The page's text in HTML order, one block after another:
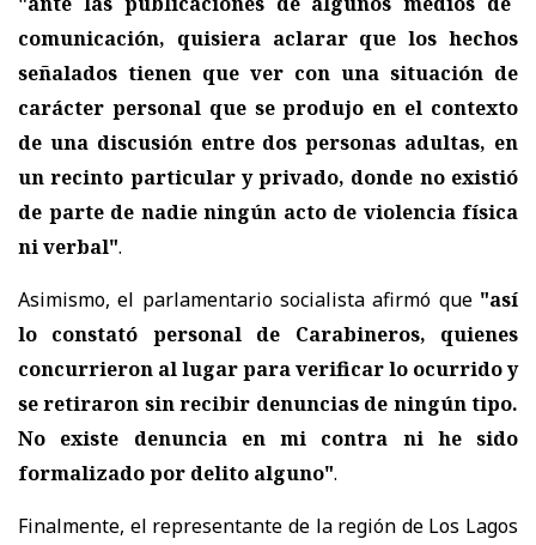
comunicación, quisiera aclarar que los hechos
señalados tienen que ver con una situación de
carácter personal que se produjo en el contexto
de una discusión entre dos personas adultas, en
un recinto particular y privado, donde no existió
de parte de nadie ningún acto de violencia física
ni verbal".
Asimismo, el parlamentario socialista afirmó que "así
lo constató personal de Carabineros, quienes
concurrieron al lugar para verificar lo ocurrido y
se retiraron sin recibir denuncias de ningún tipo.
No existe denuncia en mi contra ni he sido
formalizado por delito alguno".
Finalmente, el representante de la región de Los Lagos